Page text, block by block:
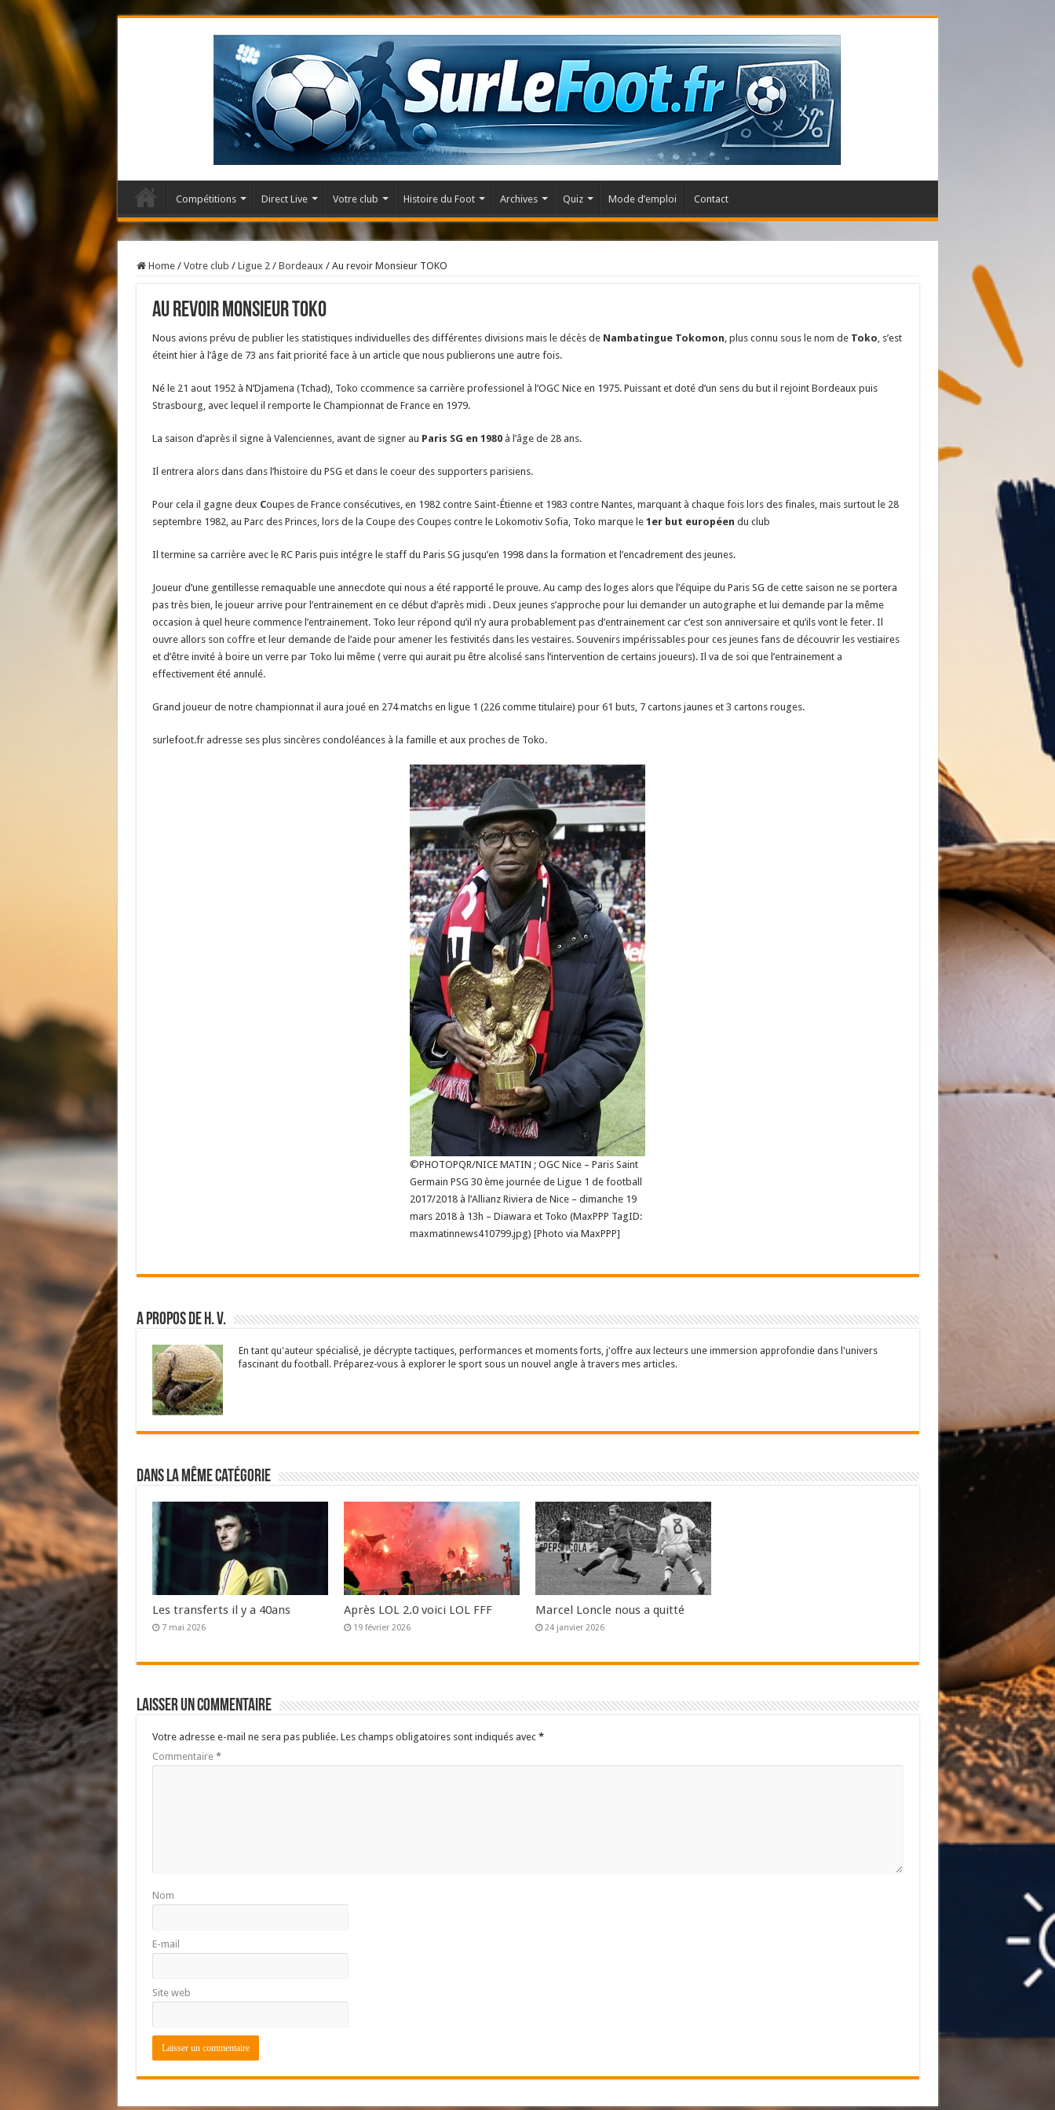
Compétitions Direct Live Votre club Histoire du Foot Archives Quiz Mode d’emploi Contact
Home / Votre club / Ligue 2 / Bordeaux / Au revoir Monsieur TOKO
Au revoir Monsieur TOKO
Nous avions prévu de publier les statistiques individuelles des différentes divisions mais le décès de Nambatingue Tokomon , plus connu sous le nom de Toko , s’est
éteint hier à l’âge de 73 ans fait priorité face à un article que nous publierons une autre fois.
Né le 21 aout 1952 à N’Djamena (Tchad), Toko ccommence sa carrière professionel à l’OGC Nice en 1975. Puissant et doté d’un sens du but il rejoint Bordeaux puis
Strasbourg, avec lequel il remporte le Championnat de France en 1979.
La saison d’après il signe à Valenciennes, avant de signer au Paris SG en 1980à l’âge de 28 ans.
Il entrera alors dans dans l’histoire du PSG et dans le coeur des supporters parisiens.
Pour cela il gagne deux Coupes de France consécutives, en 1982 contre Saint-Étienne et 1983 contre Nantes, marquant à chaque fois lors des finales, mais surtout le 28
septembre 1982, au Parc des Princes, lors de la Coupe des Coupes contre le Lokomotiv Sofia, Toko marque le 1er but européen du club
Il termine sa carrière avec le RC Paris puis intégre le staff du Paris SG jusqu’en 1998 dans la formation et l’encadrement des jeunes.
Joueur d’une gentillesse remaquable une annecdote qui nous a été rapporté le prouve. Au camp des loges alors que l’équipe du Paris SG de cette saison ne se portera
pas très bien, le joueur arrive pour l’entrainement en ce début d’après midi . Deux jeunes s’approche pour lui demander un autographe et lui demande par la même
occasion à quel heure commence l’entrainement. Toko leur répond qu’il n’y aura probablement pas d’entrainement car c’est son anniversaire et qu’ils vont le feter. Il
ouvre allors son coffre et leur demande de l’aide pour amener les festivités dans les vestaires. Souvenirs impérissables pour ces jeunes fans de découvrir les vestiaires
et d’être invité à boire un verre par Toko lui même ( verre qui aurait pu être alcolisé sans l’intervention de certains joueurs). Il va de soi que l’entrainement a
effectivement été annulé.
Grand joueur de notre championnat il aura joué en 274 matchs en ligue 1 (226 comme titulaire) pour 61 buts, 7 cartons jaunes et 3 cartons rouges.
surlefoot.fr adresse ses plus sincères condoléances à la famille et aux proches de Toko.
©PHOTOPQR/NICE MATIN ; OGC Nice – Paris Saint
Germain PSG 30 ème journée de Ligue 1 de football
2017/2018 à l’Allianz Riviera de Nice – dimanche 19
mars 2018 à 13h – Diawara et Toko (MaxPPP TagID:
maxmatinnews410799.jpg) [Photo via MaxPPP]
A propos de H. V.
En tant qu'auteur spécialisé, je décrypte tactiques, performances et moments forts, j'offre aux lecteurs une immersion approfondie dans l'univers
fascinant du football. Préparez-vous à explorer le sport sous un nouvel angle à travers mes articles.
Dans la même catégorie
Les transferts il y a 40ans
7 mai 2026
Après LOL 2.0 voici LOL FFF
19 février 2026
Marcel Loncle nous a quitté
24 janvier 2026
Laisser un commentaire
Votre adresse e-mail ne sera pas publiée. Les champs obligatoires sont indiqués avec *
Commentaire *
Nom
E-mail
Site web